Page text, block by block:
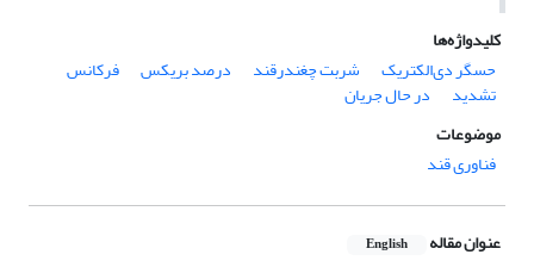
کلیدواژه‌ها
حسگر دی‌الکتریک
شربت چغندرقند درصد بریکس فرکانس
تشدید
در حال جریان
موضوعات
فناوری قند
عنوان مقاله English